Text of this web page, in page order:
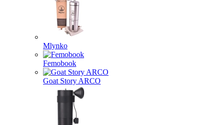
Mlynko
Femobook
Goat Story ARCO